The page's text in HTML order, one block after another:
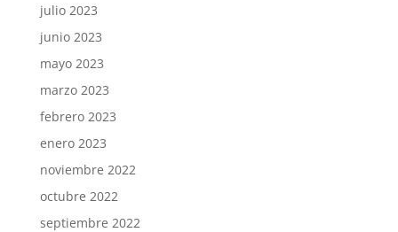
julio 2023
junio 2023
mayo 2023
marzo 2023
febrero 2023
enero 2023
noviembre 2022
octubre 2022
septiembre 2022